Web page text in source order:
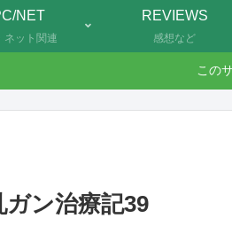
NET
ネット関連
REVIEWS
感想など
この
ン治療記39